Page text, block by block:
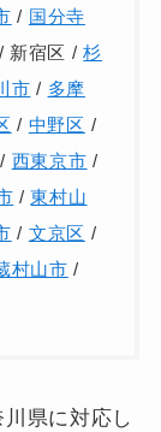
/ 国分寺
新宿区 /杉
市 / 多摩
/ 中野区 /
/ 西東京市 /
/東村山
/ 文京区 /
村山市 /
県に対応し